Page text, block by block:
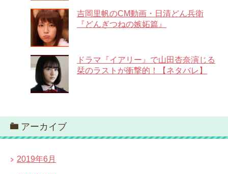
吉岡里帆のCM動画・日清どん兵衛
『どんぎつねの嫉妬篇』
ドラマ『イアリー』で山田杏奈演じる
栞のラストが衝撃的！【ネタバレ】
アーカイブ
2019年6月